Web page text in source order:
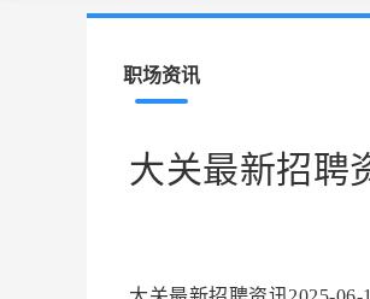
职场资讯
大关最新招聘